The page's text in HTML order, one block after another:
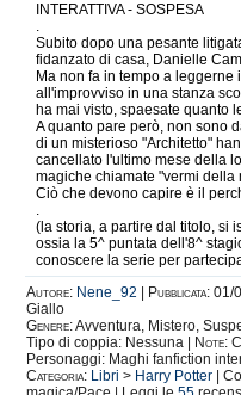
INTERATTIVA - SOSPESA
.
Subito dopo una pesante
fidanzato di casa, Danielle
Ma non fa in tempo a leggerne
all'improvviso in una stanza
ha mai visto, spaesate quanto
A quanto pare però, non sono
di un misterioso "Architetto"
cancellato l'ultimo mese della
magiche chiamate "vermi della
Ciò che devono capire è il
.
(la storia, a partire dal titolo, si
ossia la 5^ puntata dell'8^
conoscere la serie per
Autore: Nene_92 Pubblicata: 01/
Giallo
Genere:Avventura, Mistero,
Tipo di coppia: Nessuna |
Note:
Personaggi: Maghi fanfiction
Categoria: Libri > Harry Potter |